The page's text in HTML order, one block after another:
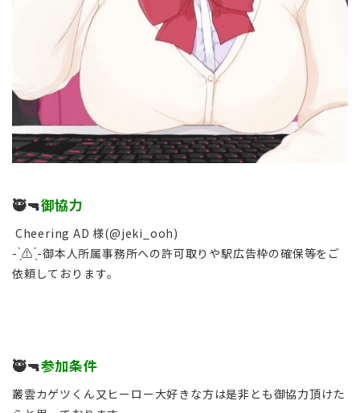
🥷🔫御協力
Cheering AD 様(@jeki_ooh)
- ̗̀⚠︎ ̖́-御本人所属事務所への許可取りや駅広告枠の確保等をご
依頼しております。
🥷🔫参加条件
叢雲カゲツくん又ヒーロー大好きな方は是非とも御協力頂けた